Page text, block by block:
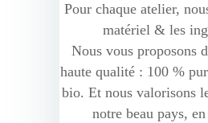
Pour chaque atelier,
matériel & les
Nous vous proposons
haute qualité : 100 %
bio. Et nous valorisons
notre beau pays,